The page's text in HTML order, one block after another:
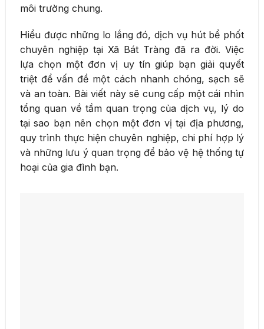
môi trường chung.
Hiểu được những lo lắng đó, dịch vụ hút bể phốt
chuyên nghiệp tại Xã Bát Tràng đã ra đời. Việc
lựa chọn một đơn vị uy tín giúp bạn giải quyết
triệt để vấn đề một cách nhanh chóng, sạch sẽ
và an toàn. Bài viết này sẽ cung cấp một cái nhìn
tổng quan về tầm quan trọng của dịch vụ, lý do
tại sao bạn nên chọn một đơn vị tại địa phương,
quy trình thực hiện chuyên nghiệp, chi phí hợp lý
và những lưu ý quan trọng để bảo vệ hệ thống tự
hoại của gia đình bạn.